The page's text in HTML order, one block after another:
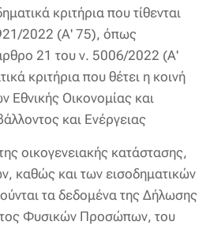
κριτήρια που τίθενται
2022 (Α' 75), όπως
21 του ν. 5006/2022 (Α'
κριτήρια που θέτει η κοινή
Οικονομίας και
και Ενέργειας
οικογενειακής κατάστασης,
καθώς και των εισοδηματικών
τα δεδομένα της Δήλωσης
Φυσικών Προσώπων, του